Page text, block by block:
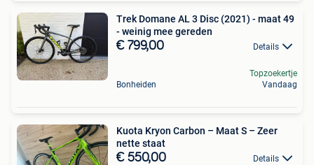
Trek Domane AL 3 Disc (2021) - maat 49
- weinig mee gereden
€ 799,00 Details
Bonheiden
Topzoekertje
Vandaag
Kuota Kryon Carbon – Maat S – Zeer
nette staat
€ 550,00 Details